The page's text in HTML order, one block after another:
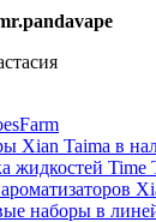
Xian Taima в
жидкостей Time
наборы в